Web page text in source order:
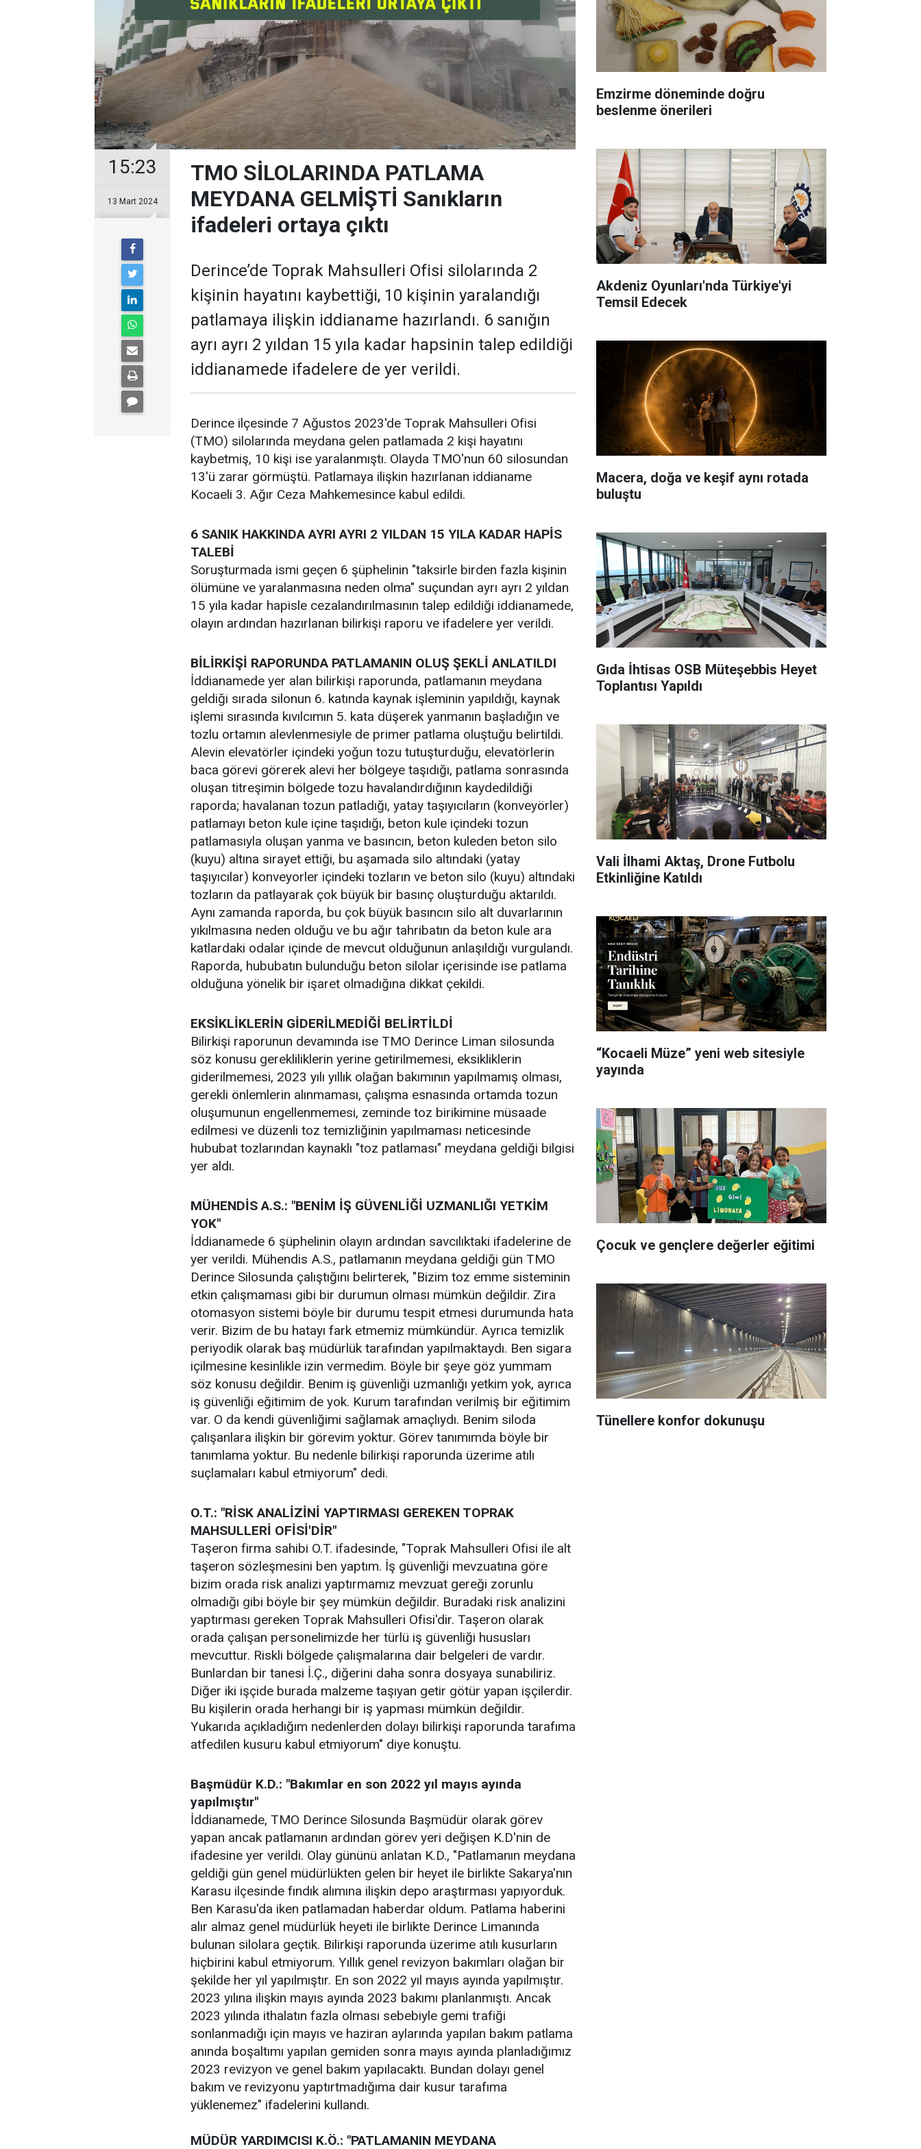
15:23
13 Mart 2024
TMO SİLOLARINDA PATLAMA
MEYDANA GELMİŞTİ Sanıkların
ifadeleri ortaya çıktı
Derince’de Toprak Mahsulleri Ofisi silolarında 2
kişinin hayatını kaybettiği, 10 kişinin yaralandığı
patlamaya ilişkin iddianame hazırlandı. 6 sanığın
ayrı ayrı 2 yıldan 15 yıla kadar hapsinin talep edildiği
iddianamede ifadelere de yer verildi.
Derince ilçesinde 7 Ağustos 2023'de Toprak Mahsulleri Ofisi
(TMO) silolarında meydana gelen patlamada 2 kişi hayatını
kaybetmiş, 10 kişi ise yaralanmıştı. Olayda TMO'nun 60 silosundan
13'ü zarar görmüştü. Patlamaya ilişkin hazırlanan iddianame
Kocaeli 3. Ağır Ceza Mahkemesince kabul edildi.
6 SANIK HAKKINDA AYRI AYRI 2 YILDAN 15 YILA KADAR HAPİS
TALEBİ
Soruşturmada ismi geçen 6 şüphelinin "taksirle birden fazla kişinin
ölümüne ve yaralanmasına neden olma" suçundan ayrı ayrı 2 yıldan
15 yıla kadar hapisle cezalandırılmasının talep edildiği iddianamede,
olayın ardından hazırlanan bilirkişi raporu ve ifadelere yer verildi.
BİLİRKİŞİ RAPORUNDA PATLAMANIN OLUŞ ŞEKLİ ANLATILDI
İddianamede yer alan bilirkişi raporunda, patlamanın meydana
geldiği sırada silonun 6. katında kaynak işleminin yapıldığı, kaynak
işlemi sırasında kıvılcımın 5. kata düşerek yanmanın başladığın ve
tozlu ortamın alevlenmesiyle de primer patlama oluştuğu belirtildi.
Alevin elevatörler içindeki yoğun tozu tutuşturduğu, elevatörlerin
baca görevi görerek alevi her bölgeye taşıdığı, patlama sonrasında
oluşan titreşimin bölgede tozu havalandırdığının kaydedildiği
raporda; havalanan tozun patladığı, yatay taşıyıcıların (konveyörler)
patlamayı beton kule içine taşıdığı, beton kule içindeki tozun
patlamasıyla oluşan yanma ve basıncın, beton kuleden beton silo
(kuyu) altına sirayet ettiği, bu aşamada silo altındaki (yatay
taşıyıcılar) konveyorler içindeki tozların ve beton silo (kuyu) altındaki
tozların da patlayarak çok büyük bir basınç oluşturduğu aktarıldı.
Aynı zamanda raporda, bu çok büyük basıncın silo alt duvarlarının
yıkılmasına neden olduğu ve bu ağır tahribatın da beton kule ara
katlardaki odalar içinde de mevcut olduğunun anlaşıldığı vurgulandı.
Raporda, hububatın bulunduğu beton silolar içerisinde ise patlama
olduğuna yönelik bir işaret olmadığına dikkat çekildi.
EKSİKLİKLERİN GİDERİLMEDİĞİ BELİRTİLDİ
Bilirkişi raporunun devamında ise TMO Derince Liman silosunda
söz konusu gerekliliklerin yerine getirilmemesi, eksikliklerin
giderilmemesi, 2023 yılı yıllık olağan bakımının yapılmamış olması,
gerekli önlemlerin alınmaması, çalışma esnasında ortamda tozun
oluşumunun engellenmemesi, zeminde toz birikimine müsaade
edilmesi ve düzenli toz temizliğinin yapılmaması neticesinde
hububat tozlarından kaynaklı "toz patlaması" meydana geldiği bilgisi
yer aldı.
MÜHENDİS A.S.: "BENİM İŞ GÜVENLİĞİ UZMANLIĞI YETKİM
YOK"
İddianamede 6 şüphelinin olayın ardından savcılıktaki ifadelerine de
yer verildi. Mühendis A.S., patlamanın meydana geldiği gün TMO
Derince Silosunda çalıştığını belirterek, "Bizim toz emme sisteminin
etkin çalışmaması gibi bir durumun olması mümkün değildir. Zira
otomasyon sistemi böyle bir durumu tespit etmesi durumunda hata
verir. Bizim de bu hatayı fark etmemiz mümkündür. Ayrıca temizlik
periyodik olarak baş müdürlük tarafından yapılmaktaydı. Ben sigara
içilmesine kesinlikle izin vermedim. Böyle bir şeye göz yummam
söz konusu değildir. Benim iş güvenliği uzmanlığı yetkim yok, ayrıca
iş güvenliği eğitimim de yok. Kurum tarafından verilmiş bir eğitimim
var. O da kendi güvenliğimi sağlamak amaçlıydı. Benim siloda
çalışanlara ilişkin bir görevim yoktur. Görev tanımımda böyle bir
tanımlama yoktur. Bu nedenle bilirkişi raporunda üzerime atılı
suçlamaları kabul etmiyorum" dedi.
O.T.: "RİSK ANALİZİNİ YAPTIRMASI GEREKEN TOPRAK
MAHSULLERİ OFİSİ'DİR"
Taşeron firma sahibi O.T. ifadesinde, "Toprak Mahsulleri Ofisi ile alt
taşeron sözleşmesini ben yaptım. İş güvenliği mevzuatına göre
bizim orada risk analizi yaptırmamız mevzuat gereği zorunlu
olmadığı gibi böyle bir şey mümkün değildir. Buradaki risk analizini
yaptırması gereken Toprak Mahsulleri Ofisi'dir. Taşeron olarak
orada çalışan personelimizde her türlü iş güvenliği hususları
mevcuttur. Riskli bölgede çalışmalarına dair belgeleri de vardır.
Bunlardan bir tanesi İ.Ç., diğerini daha sonra dosyaya sunabiliriz.
Diğer iki işçide burada malzeme taşıyan getir götür yapan işçilerdir.
Bu kişilerin orada herhangi bir iş yapması mümkün değildir.
Yukarıda açıkladığım nedenlerden dolayı bilirkişi raporunda tarafıma
atfedilen kusuru kabul etmiyorum" diye konuştu.
Başmüdür K.D.: "Bakımlar en son 2022 yıl mayıs ayında
yapılmıştır"
İddianamede, TMO Derince Silosunda Başmüdür olarak görev
yapan ancak patlamanın ardından görev yeri değişen K.D'nin de
ifadesine yer verildi. Olay gününü anlatan K.D., "Patlamanın meydana
geldiği gün genel müdürlükten gelen bir heyet ile birlikte Sakarya'nın
Karasu ilçesinde fındık alımına ilişkin depo araştırması yapıyorduk.
Ben Karasu'da iken patlamadan haberdar oldum. Patlama haberini
alır almaz genel müdürlük heyeti ile birlikte Derince Limanında
bulunan silolara geçtik. Bilirkişi raporunda üzerime atılı kusurların
hiçbirini kabul etmiyorum. Yıllık genel revizyon bakımları olağan bir
şekilde her yıl yapılmıştır. En son 2022 yıl mayıs ayında yapılmıştır.
2023 yılına ilişkin mayıs ayında 2023 bakımı planlanmıştı. Ancak
2023 yılında ithalatın fazla olması sebebiyle gemi trafiği
sonlanmadığı için mayıs ve haziran aylarında yapılan bakım patlama
anında boşaltımı yapılan gemiden sonra mayıs ayında planladığımız
2023 revizyon ve genel bakım yapılacaktı. Bundan dolayı genel
bakım ve revizyonu yaptırtmadığıma dair kusur tarafıma
yüklenemez" ifadelerini kullandı.
MÜDÜR YARDIMCISI K.Ö.: "PATLAMANIN MEYDANA
Emzirme döneminde doğru
beslenme önerileri
Akdeniz Oyunları'nda Türkiye'yi
Temsil Edecek
Macera, doğa ve keşif aynı rotada
buluştu
Gıda İhtisas OSB Müteşebbis Heyet
Toplantısı Yapıldı
Vali İlhami Aktaş, Drone Futbolu
Etkinliğine Katıldı
“Kocaeli Müze” yeni web sitesiyle
yayında
Çocuk ve gençlere değerler eğitimi
Tünellere konfor dokunuşu